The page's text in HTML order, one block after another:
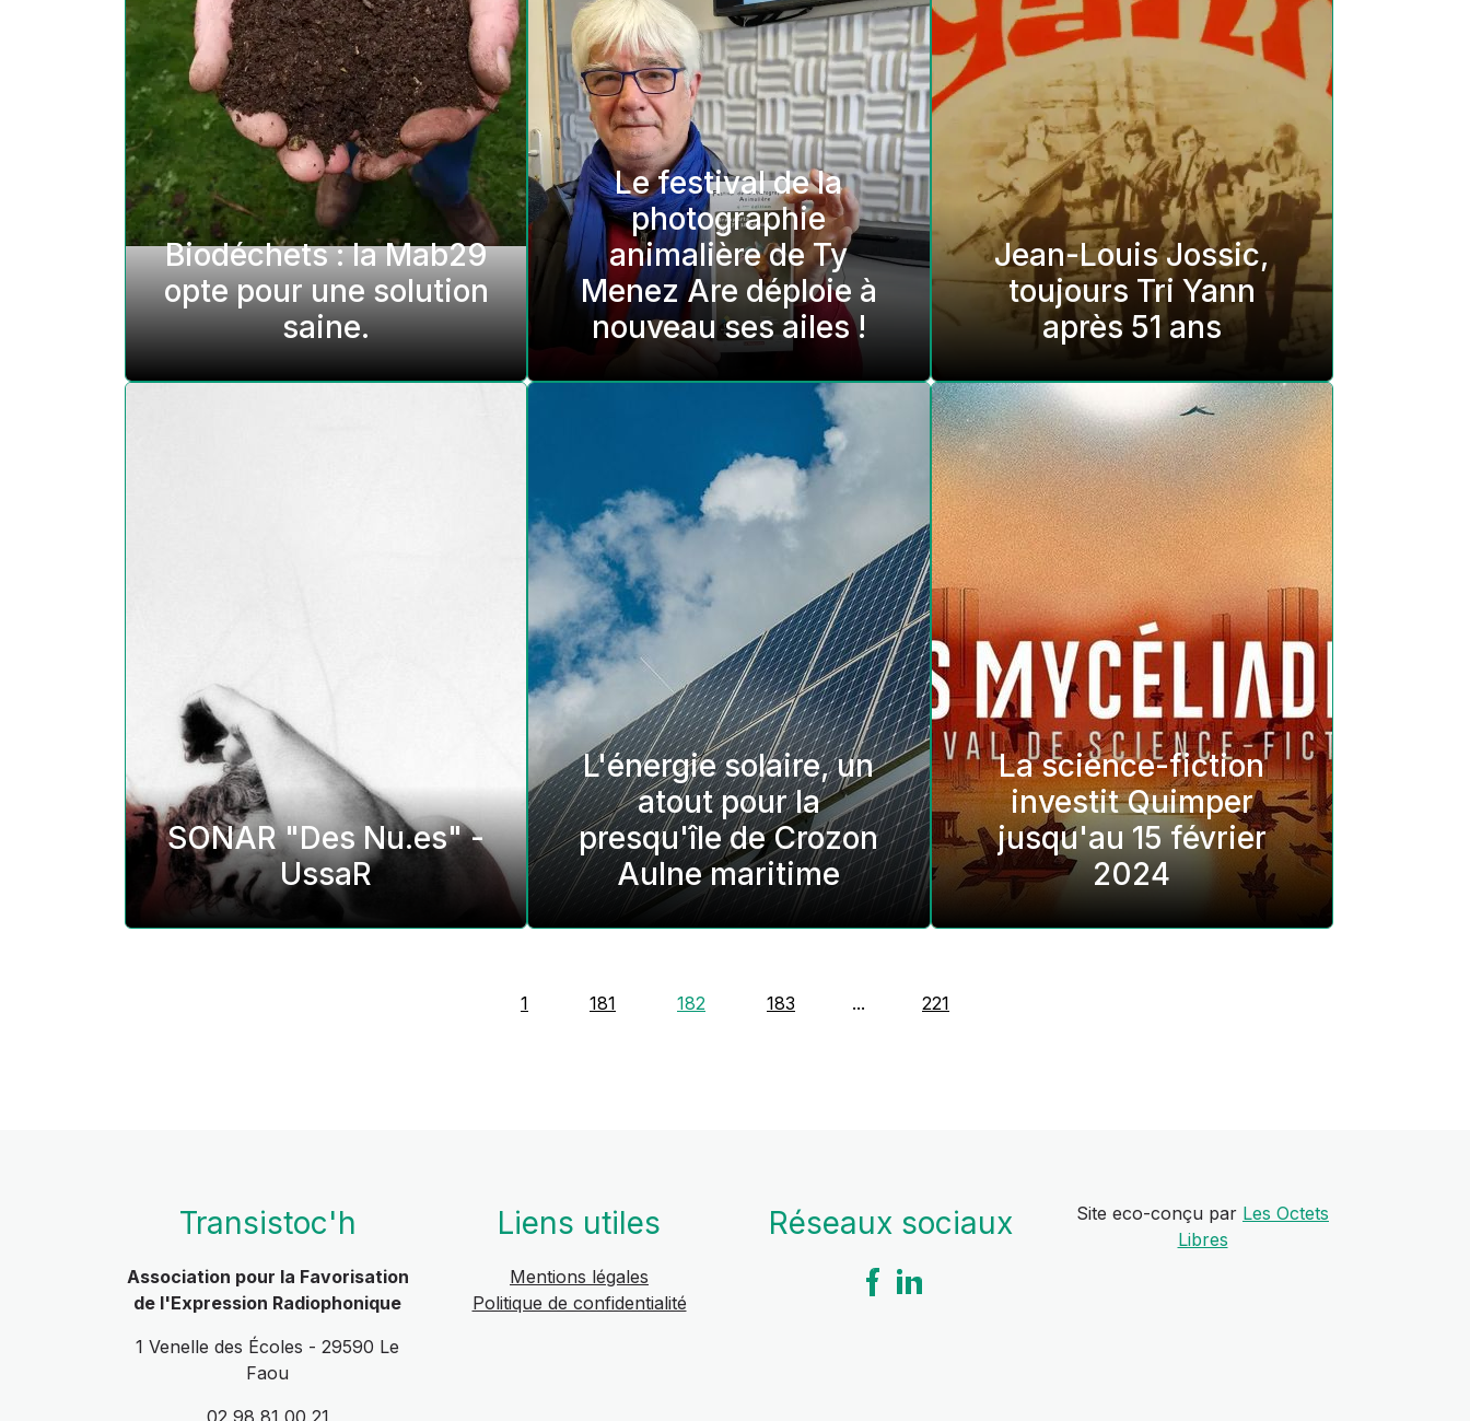
Biodéchets : la Mab29
opte pour une solution
saine.
Le festival de la
photographie
animalière de Ty
Menez Are déploie à
nouveau ses ailes !
Jean-Louis Jossic,
toujours Tri Yann
après 51 ans
SONAR "Des Nu.es" -
UssaR
L'énergie solaire, un
atout pour la
presqu'île de Crozon
Aulne maritime
La science-fiction
investit Quimper
jusqu'au 15 février
2024
1 181 182 183 ... 221
Transistoc'h
Association pour la Favorisation
de l'Expression Radiophonique
1 Venelle des Écoles - 29590 Le
Faou
02 98 81 00 21
Liens utiles
Mentions légales
Politique de confidentialité
Réseaux sociaux Site eco-conçu par Les Octets
Libres